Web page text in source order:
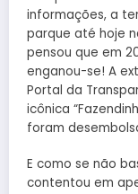
informações, a
parque até hoje
pensou que em
enganou-se! A
Portal da
icônica
foram
E como se não
contentou em